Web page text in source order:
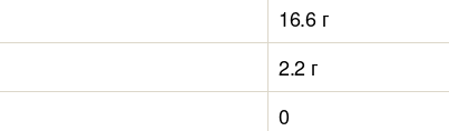
16.6 г
2.2 г
0